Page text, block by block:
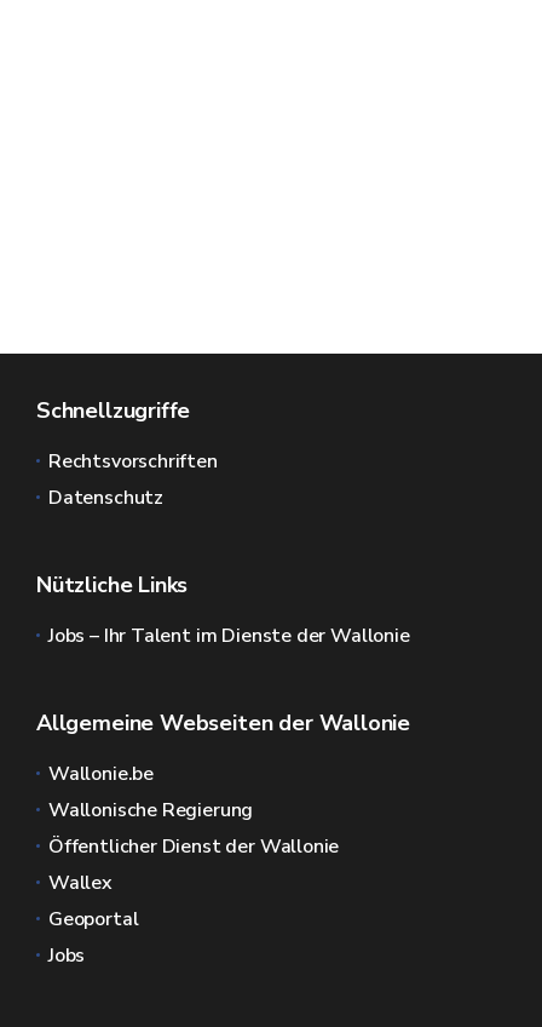
Schnellzugriffe
Rechtsvorschriften
Datenschutz
Nützliche Links
Jobs – Ihr Talent im Dienste der Wallonie
Allgemeine Webseiten der Wallonie
Wallonie.be
Wallonische Regierung
Öffentlicher Dienst der Wallonie
Wallex
Geoportal
Jobs